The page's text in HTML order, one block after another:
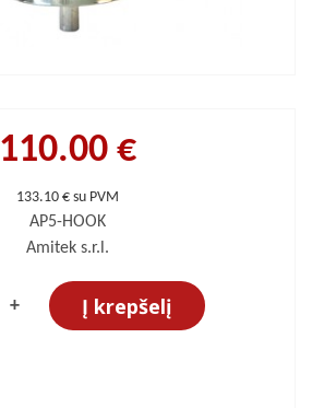
110.00 €
133.10 € su PVM
AP5-HOOK
Amitek s.r.l.
+ Į krepšelį